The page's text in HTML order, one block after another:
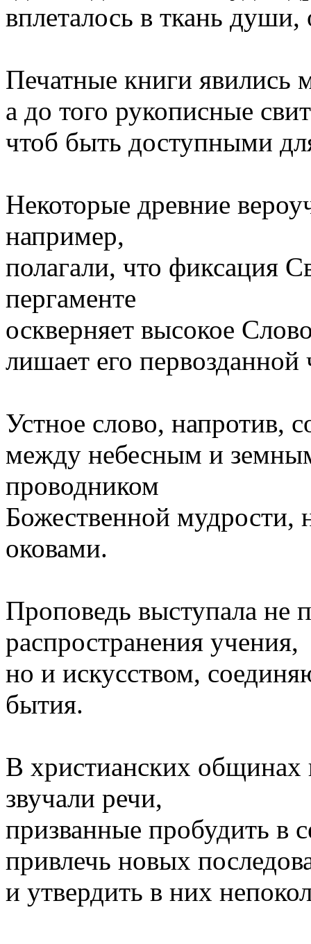
вплеталось в ткань души,
Печатные книги явились
а до того рукописные
чтоб быть доступными
Некоторые древние
например,
полагали, что фиксация
пергаменте
оскверняет высокое
лишает его
Устное слово, напротив,
между небесным и
проводником
Божественной мудрости,
оковами.
Проповедь выступала не
распространения учения,
но и искусством,
бытия.
В христианских
звучали речи,
призванные пробудить в
привлечь новых
и утвердить в них